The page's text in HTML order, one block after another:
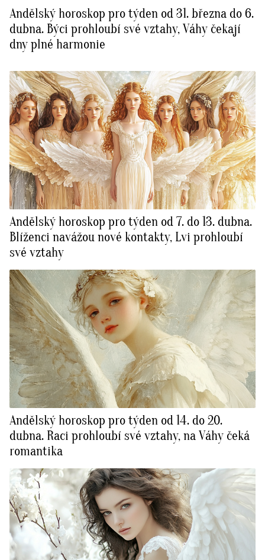
Andělský horoskop pro týden od 31. března do 6.
dubna. Býci prohloubí své vztahy, Váhy čekají
dny plné harmonie
Andělský horoskop pro týden od 7. do 13. dubna.
Blíženci navážou nové kontakty, Lvi prohloubí
své vztahy
Andělský horoskop pro týden od 14. do 20.
dubna. Raci prohloubí své vztahy, na Váhy čeká
romantika